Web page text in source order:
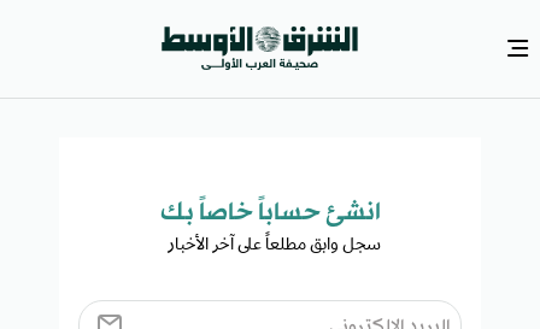
انشئ حساباً خاصاً بك​
سجل وابق مطلعاً على آخر الأخبار ​